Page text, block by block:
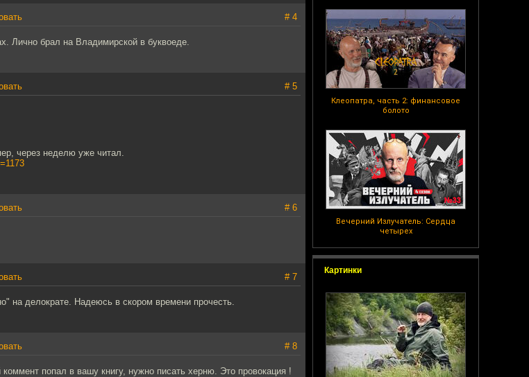
Клеопатра, часть 2: финансовое
болото
Вечерний Излучатель: Сердца
четырех
Картинки
# 4
Лично брал на Владимирской в буквоеде.
# 5
через неделю уже читал.
# 6
# 7
на делократе. Надеюсь в скором времени прочесть.
# 8
попал в вашу книгу, нужно писать херню. Это провокация !